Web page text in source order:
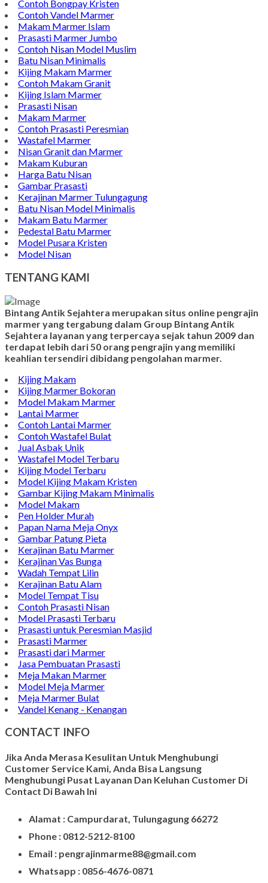
Batu Nisan Marmer
Contoh Bongpay Kristen
Contoh Vandel Marmer
Makam Marmer Islam
Prasasti Marmer Jumbo
Contoh Nisan Model Muslim
Batu Nisan Minimalis
Kijing Makam Marmer
Contoh Makam Granit
Kijing Islam Marmer
Prasasti Nisan
Makam Marmer
Contoh Prasasti Peresmian
Wastafel Marmer
Nisan Granit dan Marmer
Makam Kuburan
Harga Batu Nisan
Gambar Prasasti
Kerajinan Marmer Tulungagung
Batu Nisan Model Minimalis
Makam Batu Marmer
Pedestal Batu Marmer
Model Pusara Kristen
Model Nisan
TENTANG KAMI
Bintang Antik Sejahtera merupakan situs online pengrajin
marmer yang tergabung dalam Group Bintang Antik
Sejahtera layanan yang terpercaya sejak tahun 2009 dan
terdapat lebih dari 50 orang pengrajin yang memiliki
keahlian tersendiri dibidang pengolahan marmer.
Kijing Makam
Kijing Marmer Bokoran
Model Makam Marmer
Lantai Marmer
Contoh Lantai Marmer
Contoh Wastafel Bulat
Jual Asbak Unik
Wastafel Model Terbaru
Kijing Model Terbaru
Model Kijing Makam Kristen
Gambar Kijing Makam Minimalis
Model Makam
Pen Holder Murah
Papan Nama Meja Onyx
Gambar Patung Pieta
Kerajinan Batu Marmer
Kerajinan Vas Bunga
Wadah Tempat Lilin
Kerajinan Batu Alam
Model Tempat Tisu
Contoh Prasasti Nisan
Model Prasasti Terbaru
Prasasti untuk Peresmian Masjid
Prasasti Marmer
Prasasti dari Marmer
Jasa Pembuatan Prasasti
Meja Makan Marmer
Model Meja Marmer
Meja Marmer Bulat
Vandel Kenang - Kenangan
CONTACT INFO
Jika Anda Merasa Kesulitan Untuk Menghubungi
Customer Service Kami, Anda Bisa Langsung
Alamat : Campurdarat, Tulungagung 66272
Phone : 0812-5212-8100
Email : pengrajinmarme88@gmail.com